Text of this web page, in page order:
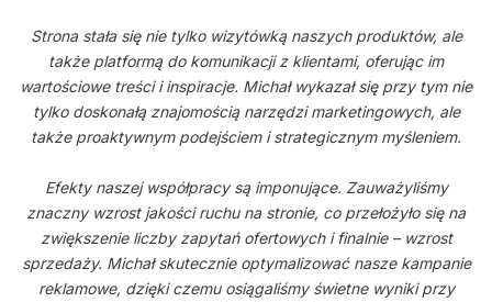
Strona stała się nie tylko wizytówką naszych produktów, ale
także platformą do komunikacji z klientami, oferując im
wartościowe treści i inspiracje. Michał wykazał się przy tym nie
tylko doskonałą znajomością narzędzi marketingowych, ale
także proaktywnym podejściem i strategicznym myśleniem.
Efekty naszej współpracy są imponujące. Zauważyliśmy
znaczny wzrost jakości ruchu na stronie, co przełożyło się na
zwiększenie liczby zapytań ofertowych i finalnie – wzrost
sprzedaży. Michał skutecznie optymalizować nasze kampanie
reklamowe, dzięki czemu osiągaliśmy świetne wyniki przy